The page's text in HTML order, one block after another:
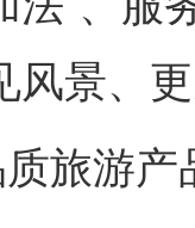
风景、
旅游产